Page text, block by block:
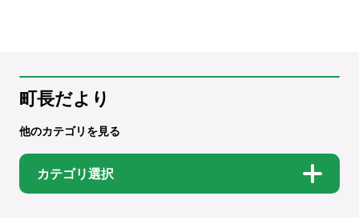
町長だより
他のカテゴリを見る
カテゴリ選択